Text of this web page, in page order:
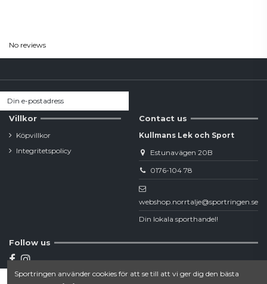
No reviews
Villkor
Köpvillkor
Integritetspolicy
Contact us
Kullmans Lek och Sport
Estunavägen 20B
0176-104 78
webshop.norrtalje@sportringen.se
Din lokala sporthandel!
Follow us
Sportringen använder cookies för att se till att vi ger dig den bästa